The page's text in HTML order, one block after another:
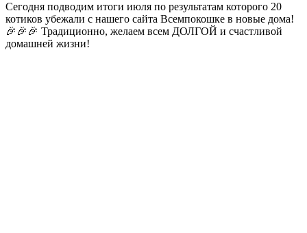
Сегодня подводим итоги июля по результатам которого 20
котиков убежали с нашего сайта Всемпокошке в новые дома!
🎉🎉🎉 Традиционно, желаем всем ДОЛГОЙ и счастливой
домашней жизни!